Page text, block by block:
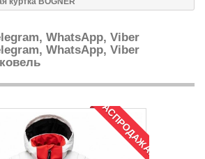
WhatsApp, Viber
WhatsApp, Viber
РАСПРОДАЖА!